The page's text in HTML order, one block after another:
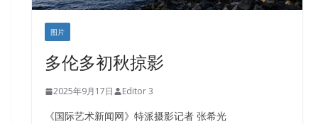
图片
多伦多初秋掠影
2025年9月17日 Editor 3
《国际艺术新闻网》特派摄影记者 张希光